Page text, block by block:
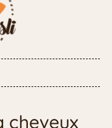
cheveux